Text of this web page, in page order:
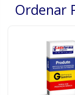
Ordenar